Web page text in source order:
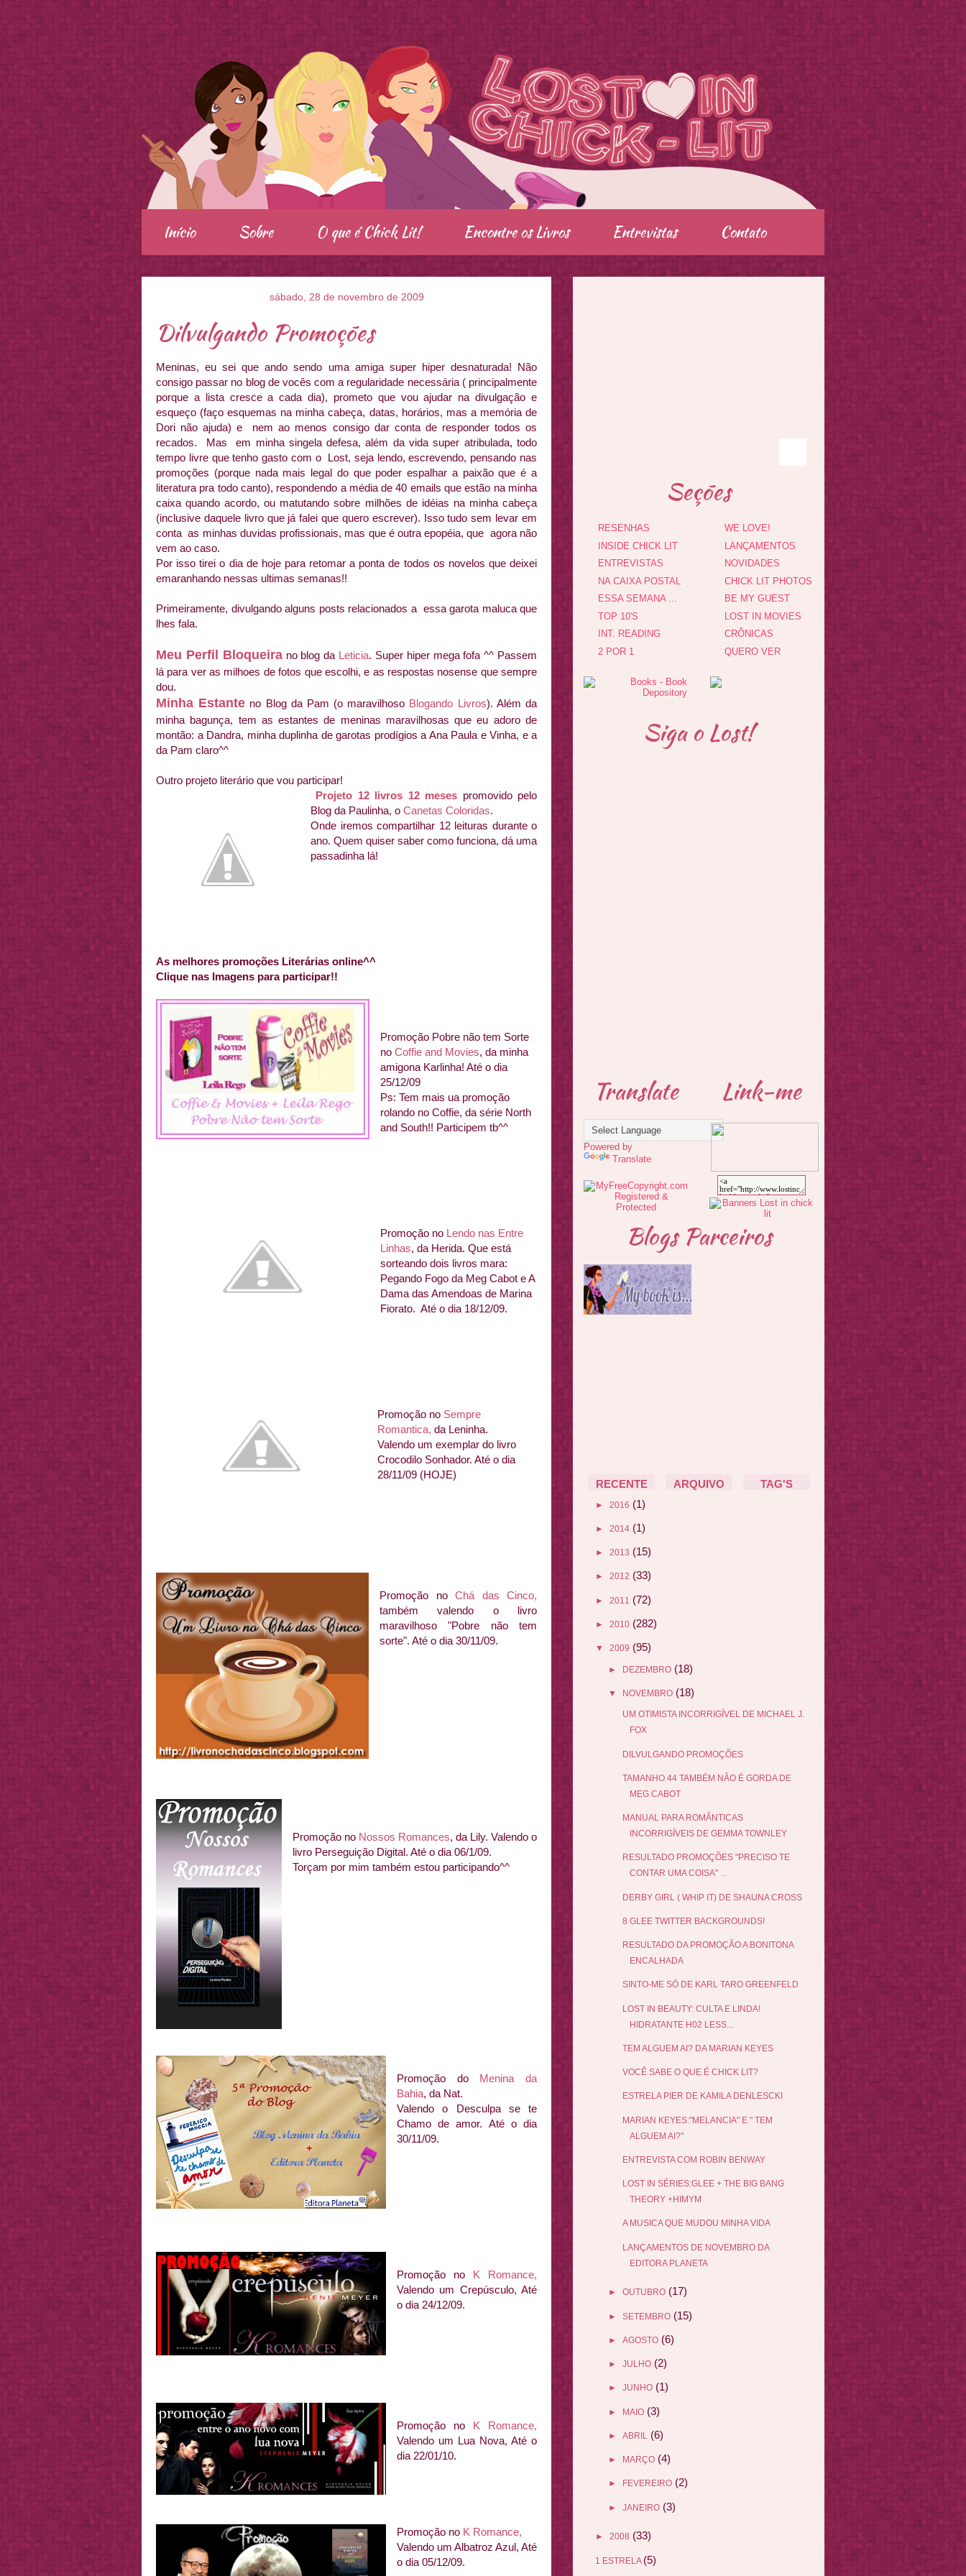
.
Início Sobre O que é Chick Lit! Encontre os Livros Entrevistas Contato
sábado, 28 de novembro de 2009
Dilvulgando Promoções
Meninas, eu sei que ando sendo uma amiga super hiper desnaturada! Não
consigo passar no blog de vocês com a regularidade necessária ( principalmente
porque a lista cresce a cada dia), prometo que vou ajudar na divulgação e
esqueço (faço esquemas na minha cabeça, datas, horários, mas a memória de
Dori não ajuda) e nem ao menos consigo dar conta de responder todos os
recados. Mas em minha singela defesa, além da vida super atribulada, todo
tempo livre que tenho gasto com o Lost, seja lendo, escrevendo, pensando nas
promoções (porque nada mais legal do que poder espalhar a paixão que é a
literatura pra todo canto), respondendo a média de 40 emails que estão na minha
caixa quando acordo, ou matutando sobre milhões de idéias na minha cabeça
(inclusive daquele livro que já falei que quero escrever). Isso tudo sem levar em
conta as minhas duvidas profissionais, mas que é outra epopéia, que agora não
vem ao caso.
Por isso tirei o dia de hoje para retomar a ponta de todos os novelos que deixei
emaranhando nessas ultimas semanas!!
Primeiramente, divulgando alguns posts relacionados a essa garota maluca que
lhes fala.
Meu Perfil Bloqueirano blog da Leticia. Super hiper mega fofa ^^ Passem
lá para ver as milhoes de fotos que escolhi, e as respostas nosense que sempre
dou.
Minha Estante no Blog da Pam (o maravilhoso Blogando Livros). Além da
minha bagunça, tem as estantes de meninas maravilhosas que eu adoro de
montão: a Dandra, minha duplinha de garotas prodígios a Ana Paula e Vinha, e a
da Pam claro^^
Outro projeto literário que vou participar!
Projeto 12 livros 12 meses promovido pelo
Blog da Paulinha, o Canetas Coloridas.
Onde iremos compartilhar 12 leituras durante o
ano. Quem quiser saber como funciona, dá uma
passadinha lá!
As melhores promoções Literárias online^^
Clique nas Imagens para participar!!
Promoção Pobre não tem Sorte
no Coffie and Movies, da minha
amigona Karlinha! Até o dia
25/12/09
Ps: Tem mais ua promoção
rolando no Coffie, da série North
and South!! Participem tb^^
Promoção no Lendo nas Entre
Linhas, da Herida. Que está
sorteando dois livros mara:
Pegando Fogo da Meg Cabot e A
Dama das Amendoas de Marina
Fiorato. Até o dia 18/12/09.
Promoção no Sempre
Romantica, da Leninha.
Valendo um exemplar do livro
Crocodilo Sonhador. Até o dia
28/11/09 (HOJE)
Promoção no Chá das Cinco,
também valendo o livro
maravilhoso "Pobre não tem
sorte". Até o dia 30/11/09.
Promoção no Nossos Romances, da Lily. Valendo o
livro Perseguição Digital. Até o dia 06/1/09.
Torçam por mim também estou participando^^
Promoção do Menina da
Bahia, da Nat.
Valendo o Desculpa se te
Chamo de amor. Até o dia
30/11/09.
Promoção no K Romance,
Valendo um Crepúsculo, Até
o dia 24/12/09.
Promoção no K Romance,
Valendo um Lua Nova, Até o
dia 22/01/10.
Promoção no K Romance,
Valendo um Albatroz Azul, Até
o dia 05/12/09.
Seções
RESENHAS
INSIDE CHICK LIT
ENTREVISTAS
NA CAIXA POSTAL
ESSA SEMANA ...
TOP 10'S
INT. READING
2 POR 1
WE LOVE!
LANÇAMENTOS
NOVIDADES
CHICK LIT PHOTOS
BE MY GUEST
LOST IN MOVIES
CRÔNICAS
QUERO VER
Siga o Lost!
Translate
Powered by
Translate
Link-me
Blogs Parceiros
RECENTE ARQUIVO TAG'S
► 2016 (1)
► 2014 (1)
► 2013 (15)
► 2012 (33)
► 2011 (72)
► 2010 (282)
▼ 2009 (95)
► DEZEMBRO (18)
▼ NOVEMBRO (18)
UM OTIMISTA INCORRIGÍVEL DE MICHAEL J.
FOX
DILVULGANDO PROMOÇÕES
TAMANHO 44 TAMBÉM NÃO É GORDA DE
MEG CABOT
MANUAL PARA ROMÂNTICAS
INCORRIGÍVEIS DE GEMMA TOWNLEY
RESULTADO PROMOÇÕES "PRECISO TE
CONTAR UMA COISA" ...
DERBY GIRL ( WHIP IT) DE SHAUNA CROSS
8 GLEE TWITTER BACKGROUNDS!
RESULTADO DA PROMOÇÃO A BONITONA
ENCALHADA
SINTO-ME SÓ DE KARL TARO GREENFELD
LOST IN BEAUTY: CULTA E LINDA!
HIDRATANTE H02 LESS...
TEM ALGUEM AI? DA MARIAN KEYES
VOCÊ SABE O QUE É CHICK LIT?
ESTRELA PIER DE KAMILA DENLESCKI
MARIAN KEYES:"MELANCIA" E " TEM
ALGUEM AI?"
ENTREVISTA COM ROBIN BENWAY
LOST IN SÉRIES:GLEE + THE BIG BANG
THEORY +HIMYM
A MUSICA QUE MUDOU MINHA VIDA
LANÇAMENTOS DE NOVEMBRO DA
EDITORA PLANETA
► OUTUBRO (17)
► SETEMBRO (15)
► AGOSTO (6)
► JULHO (2)
► JUNHO (1)
► MAIO (3)
► ABRIL (6)
► MARÇO (4)
► FEVEREIRO (2)
► JANEIRO (3)
► 2008 (33)
1 ESTRELA (5)